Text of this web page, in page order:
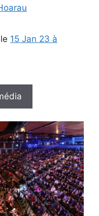
15 Jan 23 à